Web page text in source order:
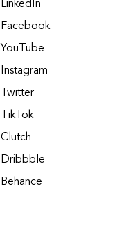
LinkedIn
Facebook
YouTube
Instagram
Twitter
TikTok
Clutch
Dribbble
Behance